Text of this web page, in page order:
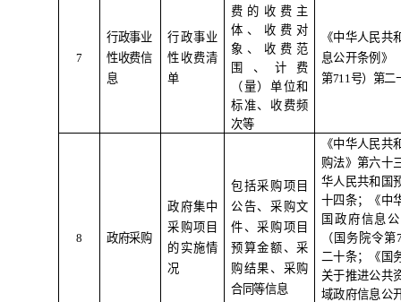
7
行政事业
性收费信
息
行政事业
性收费清
单
费的收费主
体、收费对
象、收费范
围、计费
（量）单位和
标准、收费频
次等
《中华人民共
息公开条例》
第711 号）第二
8 政府采购
政府集中
采购项目
的实施情
况
包括采购项目
公告、采购文
件、采购项目
预算金额、采
购结果、采购
合同等信息
《中华人民共
购法》第六十
华人民共和国
十四条；《中
国政府信息
（国务院令第
二十条；《国
关于推进公共
域政府信息公